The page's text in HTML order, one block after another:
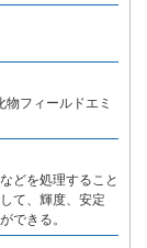
フィールドエミ
どを処理すること
て、輝度、安定
できる。